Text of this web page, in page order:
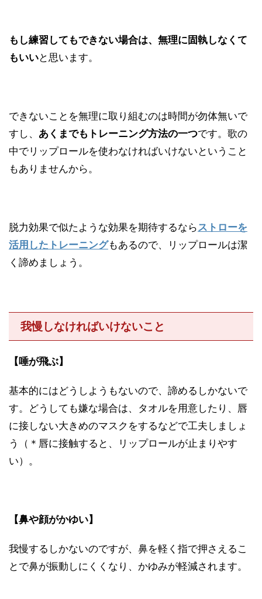
もし練習してもできない場合は、無理に固執しなくて
もいいと思います。
できないことを無理に取り組むのは時間が勿体無いで
すし、 あくまでもトレーニング方法の一つです。歌の
中でリップロールを使わなければいけないということ
もありませんから。
脱力効果で似たような効果を期待するならストローを
活用したトレーニングもあるので、リップロールは潔
く諦めましょう。
我慢しなければいけないこと
【唾が飛ぶ】
基本的にはどうしようもないので、諦めるしかないで
す。どうしても嫌な場合は、タオルを用意したり、唇
に接しない大きめのマスクをするなどで工夫しましょ
う（＊唇に接触すると、リップロールが止まりやす
い）。
【鼻や顔がかゆい】
我慢するしかないのですが、鼻を軽く指で押さえるこ
とで鼻が振動しにくくなり、かゆみが軽減されます。